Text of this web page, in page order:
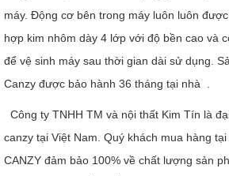
máy. Động cơ bên trong máy luôn luôn
hợp kim nhôm dày 4 lớp với độ bền cao và
để vệ sinh máy sau thời gian dài sử dụng.
Canzy được bảo hành 36 tháng tại nhà .
Công ty TNHH TM và nội thất Kim Tín là
canzy tại Việt Nam. Quý khách mua hàng
CANZY đảm bảo 100% về chất lượng sản